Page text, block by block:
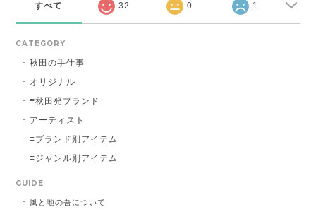
すべて 32 0 1
CATEGORY
秋田の手仕事
オリジナル
≡秋田発ブランド
アーティスト
≡ブランド別アイテム
≡ジャンル別アイテム
GUIDE
風と地の吾について